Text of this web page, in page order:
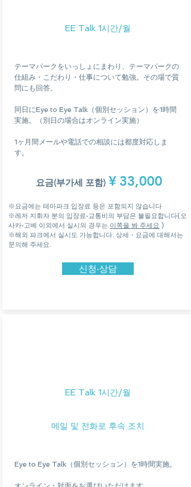
EE Talk 1시간/월
テーマパークをいっしょにまわり、テーマパークの
仕組み・こだわり・仕事について勉強。その場で質
問にも回答。
同日にEye to Eye Talk（個別セッション）を1時間
実施。（別日の場合はオンライン実施）
1ヶ月間メールや電話での相談には都度対応しま
す。
요금(부가세 포함) ¥ 33,000
※요금에는 테마파크 입장료 등은 포함되지 않습니다
※레저 지휘자 분의 입장료·교통비의 부담은 불필요합니다(오
사카·고베 이외에서 실시의 경우는 이쪽을 봐 주세요 )
※해외 파크에서 실시도 가능합니다. 상세・요금에 대해서는
문의해 주세요.
신청·상담
EE Talk 1시간/월
메일 및 전화로 후속 조치
Eye to Eye Talk（個別セッション）を1時間実施。